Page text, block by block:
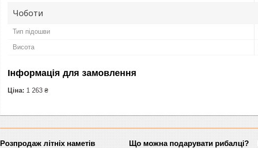
Чоботи
Тип підошви
Висота
Інформація для замовлення
Ціна: 1 263 ₴
Розпродаж літніх наметів
Що можна подарувати рибалці?